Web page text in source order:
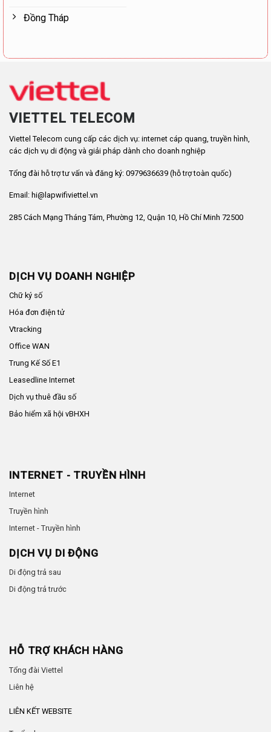
Đồng Tháp
VIETTEL TELECOM
Viettel Telecom cung cấp các dịch vụ: internet cáp quang, truyền hình,
các dịch vụ di động và giải pháp dành cho doanh nghiệp
Tổng đài hỗ trợ tư vấn và đăng ký: 0979636639 (hỗ trợ toàn quốc)
Email: hi@lapwifiviettel.vn
285 Cách Mạng Tháng Tám, Phường 12, Quận 10, Hồ Chí Minh 72500
DỊCH VỤ DOANH NGHIỆP
Chữ ký số
Hóa đơn điện tử
Vtracking
Office WAN
Trung Kế Số E1
Leasedline Internet
Dịch vụ thuê đầu số
Bảo hiểm xã hội vBHXH
INTERNET - TRUYỀN HÌNH
Internet
Truyền hình
Internet - Truyền hình
DỊCH VỤ DI ĐỘNG
Di động trả sau
Di động trả trước
HỖ TRỢ KHÁCH HÀNG
Tổng đài Viettel
Liên hệ
LIÊN KẾT WEBSITE